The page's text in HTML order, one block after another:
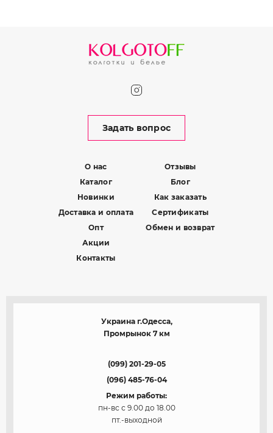
Задать вопрос
О нас
Каталог
Новинки
Доставка и оплата
Опт
Акции
Контакты
Отзывы
Блог
Как заказать
Сертификаты
Обмен и возврат
Украина г.Одесса,
Промрынок 7 км
(099) 201-29-05
(096) 485-76-04
Режим работы:
пн-вс с 9.00 до 18.00
пт.-выходной